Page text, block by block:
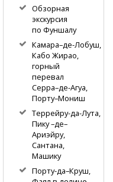
Обзорная
экскурсия
по Фуншалу
Камара–де-Лобуш,
Кабо Жирао,
горный
перевал
Серра–де-Агуа,
Порту–Мониш
Террейру-да-Лута,
Пику –де–
Ариэйру,
Сантана,
Машику
Порту-да–Круш,